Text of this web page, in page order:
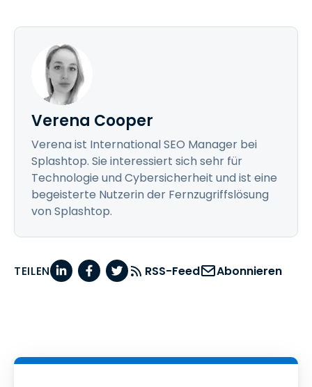
Verena Cooper
Verena ist International SEO Manager bei
Splashtop. Sie interessiert sich sehr für
Technologie und Cybersicherheit und ist eine
begeisterte Nutzerin der Fernzugriffslösung
von Splashtop.
TEILEN RSS-Feed Abonnieren